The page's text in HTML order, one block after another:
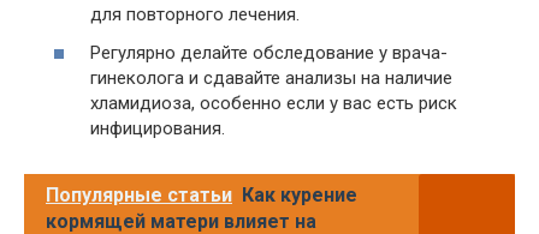
для повторного лечения.
Регулярно делайте обследование у врача-
гинеколога и сдавайте анализы на наличие
хламидиоза, особенно если у вас есть риск
инфицирования.
Популярные статьи Как курение
кормящей матери влияет на